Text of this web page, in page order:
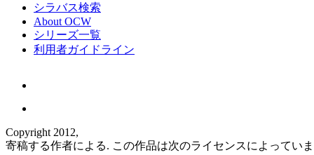
シラバス検索
About OCW
シリーズ一覧
利用者ガイドライン
Copyright 2012,
寄稿する作者による. この作品は次のライセンスによってい